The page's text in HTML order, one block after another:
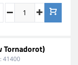
Tornadorot)
41400